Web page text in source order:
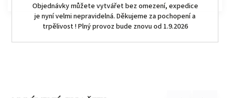
Objednávky můžete vytvářet bez omezení, expedice
je nyní velmi nepravidelná. Děkujeme za pochopení a
trpělivost ! Plný provoz bude znovu od 1.9.2026